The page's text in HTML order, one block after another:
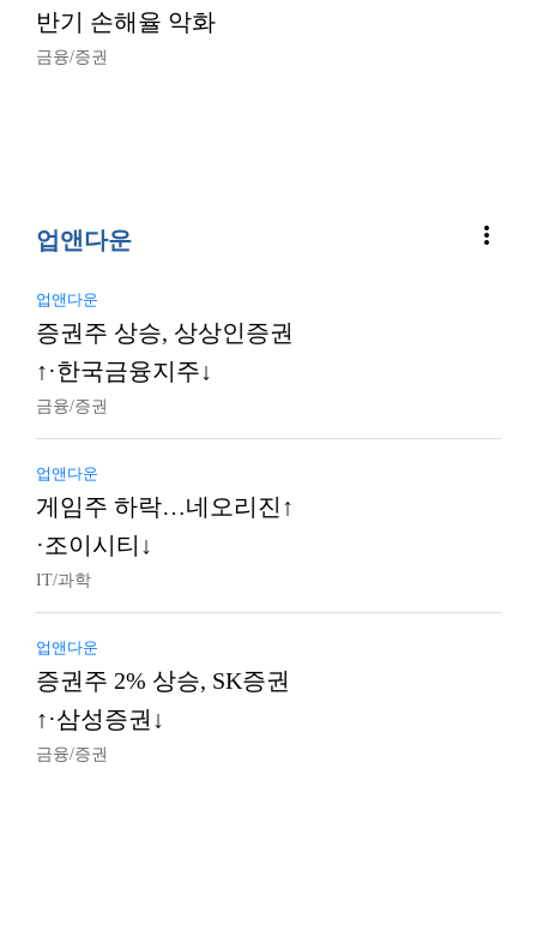
반기 손해율 악화
금융/증권
업앤다운 more_vert
업앤다운
증권주 상승, 상상인증권
↑·한국금융지주↓
금융/증권
업앤다운
게임주 하락…네오리진↑
·조이시티↓
IT/과학
업앤다운
증권주 2% 상승, SK증권
↑·삼성증권↓
금융/증권